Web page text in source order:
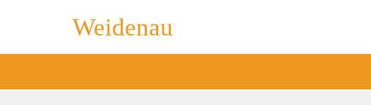
Weidenau